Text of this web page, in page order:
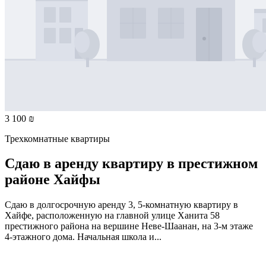
3 100 ₪
Трехкомнатные квартиры
Сдаю в аренду квартиру в престижном
районе Хайфы
Сдаю в долгосрочную аренду 3, 5-комнатную квартиру в
Хайфе, расположенную на главной улице Ханита 58
престижного района на вершине Неве-Шаанан, на 3-м этаже
4-этажного дома. Начальная школа и...